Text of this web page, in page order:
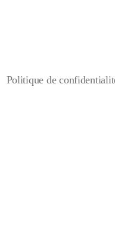
Politique de